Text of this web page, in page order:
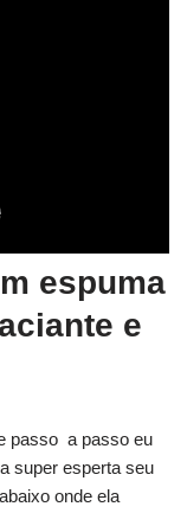
espuma
e
passo a passo eu
super esperta seu
onde ela